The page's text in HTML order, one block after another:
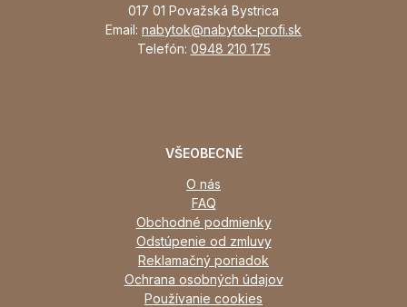
017 01 Považská Bystrica
Email: nabytok@nabytok-profi.sk
Telefón: 0948 210 175
VŠEOBECNÉ
O nás
FAQ
Obchodné podmienky
Odstúpenie od zmluvy
Reklamačný poriadok
Ochrana osobných údajov
Používanie cookies